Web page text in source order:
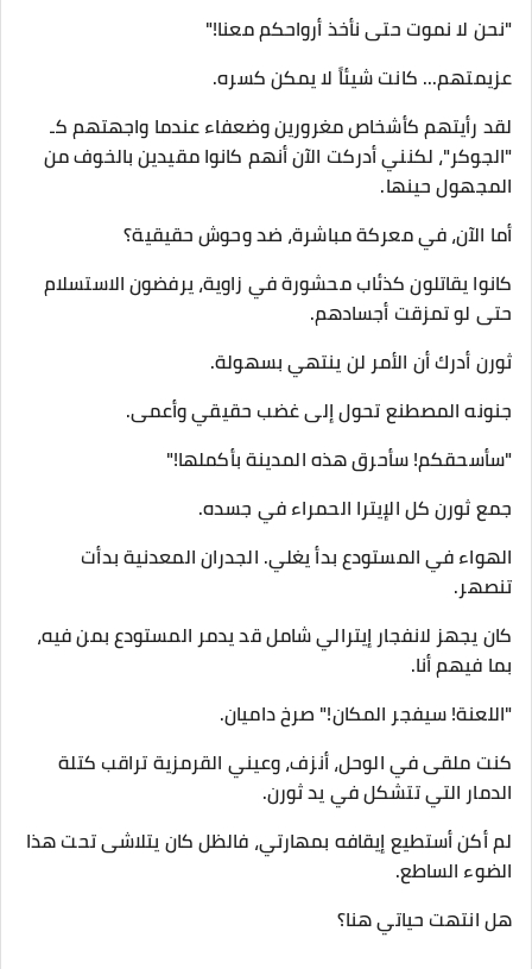
"نحن لا نموت حتى نأخذ أرواحكم معنا!"
​عزيمتهم... كانت شيئاً لا يمكن كسره.
لقد رأيتهم كأشخاص مغرورين وضعفاء عندما واجهتهم كـ
"الجوكر"، لكنني أدركت الآن أنهم كانوا مقيدين بالخوف من
المجهول حينها.
أما الآن، في معركة مباشرة، ضد وحوش حقيقية؟
كانوا يقاتلون كذئاب محشورة في زاوية، يرفضون الاستسلام
حتى لو تمزقت أجسادهم.
​ثورن أدرك أن الأمر لن ينتهي بسهولة.
جنونه المصطنع تحول إلى غضب حقيقي وأعمى.
​"سأسحقكم! سأحرق هذه المدينة بأكملها!"
​جمع ثورن كل الإيترا الحمراء في جسده.
الهواء في المستودع بدأ يغلي. الجدران المعدنية بدأت
تنصهر.
كان يجهز لانفجار إيترالي شامل قد يدمر المستودع بمن فيه،
بما فيهم أنا.
​"اللعنة! سيفجر المكان!" صرخ داميان.
​كنت ملقى في الوحل، أنزف، وعيني القرمزية تراقب كتلة
الدمار التي تتشكل في يد ثورن.
لم أكن أستطيع إيقافه بمهارتي، فالظل كان يتلاشى تحت هذا
الضوء الساطع.
​هل انتهت حياتي هنا؟